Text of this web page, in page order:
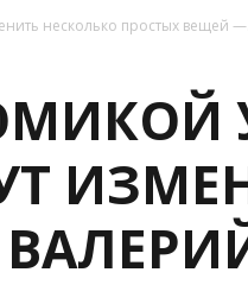
несколько простых вещей